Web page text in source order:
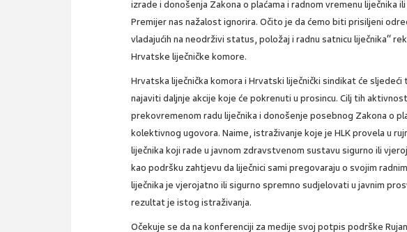
izrade i donošenja Zakona o plaćama i radnom vremenu liječnika
Premijer nas nažalost ignorira. Očito je da ćemo biti prisiljeni
vladajućih na neodrživi status, položaj i radnu satnicu liječnika“
Hrvatske liječničke komore.
Hrvatska liječnička komora i Hrvatski liječnički sindikat će
najaviti daljnje akcije koje će pokrenuti u prosincu. Cilj tih
prekovremenom radu liječnika i donošenje posebnog Zakona o
kolektivnog ugovora. Naime, istraživanje koje je HLK provela u
liječnika koji rade u javnom zdravstvenom sustavu sigurno ili
kao podršku zahtjevu da liječnici sami pregovaraju o svojim
liječnika je vjerojatno ili sigurno spremno sudjelovati u javnim
rezultat je istog istraživanja.
Očekuje se da na konferenciji za medije svoj potpis podrške